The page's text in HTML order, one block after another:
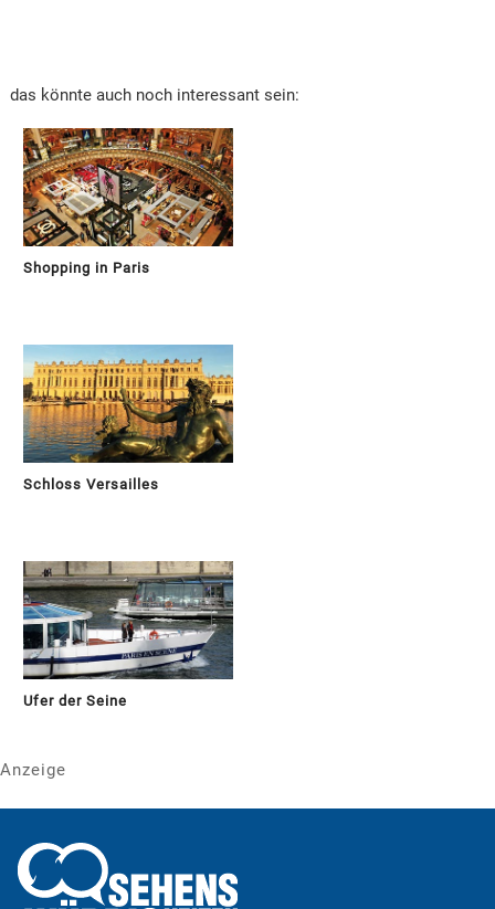
das könnte auch noch interessant sein:
Shopping in Paris
Schloss Versailles
Ufer der Seine
Anzeige